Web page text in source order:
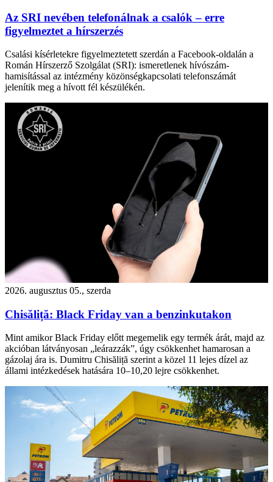
Az SRI nevében telefonálnak a csalók – erre
figyelmeztet a hírszerzés
Csalási kísérletekre figyelmeztetett szerdán a Facebook-oldalán a
Román Hírszerző Szolgálat (SRI): ismeretlenek hívószám-
hamisítással az intézmény közönségkapcsolati telefonszámát
jelenítik meg a hívott fél készülékén.
2026. augusztus 05., szerda
Chisăliță: Black Friday van a benzinkutakon
Mint amikor Black Friday előtt megemelik egy termék árát, majd az
akcióban látványosan „leárazzák”, úgy csökkenhet hamarosan a
gázolaj ára is. Dumitru Chisăliță szerint a közel 11 lejes dízel az
állami intézkedések hatására 10–10,20 lejre csökkenhet.